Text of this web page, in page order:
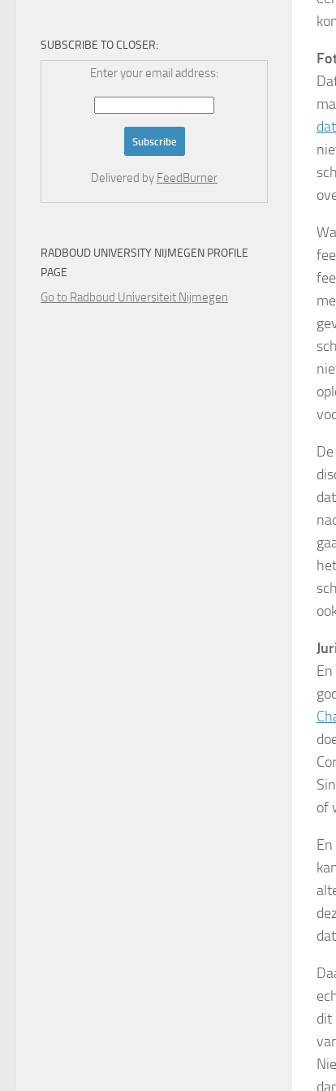
of
dit
SUBSCRIBE TO CLOSER:
Enter your email address:
Delivered by FeedBurner
RADBOUD UNIVERSITY NIJMEGEN PROFILE
PAGE
Go to Radboud Universiteit Nijmegen